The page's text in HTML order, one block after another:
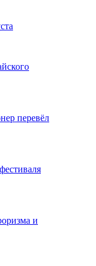
перевёл
и